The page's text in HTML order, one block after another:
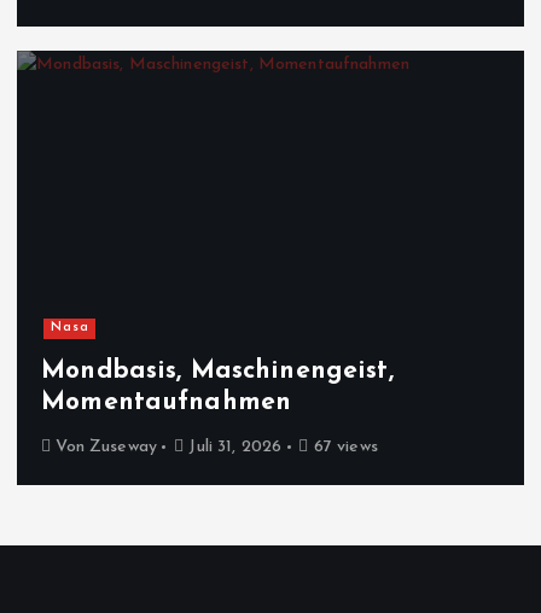
Nasa
Mondbasis, Maschinengeist,
Momentaufnahmen
Von Zuseway Juli 31, 2026 67 views